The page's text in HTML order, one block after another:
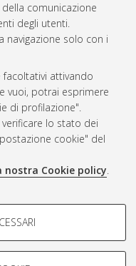
comunicazione
degli utenti.
navigazione solo con i
facoltativi attivando
vuoi, potrai esprimere
di profilazione".
lo stato dei
cookie" del
nostra Cookie policy.
le caratteristiche della